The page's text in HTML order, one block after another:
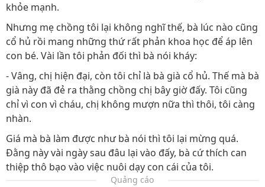
khỏe mạnh.
Nhưng mẹ chồng tôi lại không nghĩ thế, bà lúc nào cũng
cổ hủ rồi mang những thứ rất phản khoa học để áp lên
con bé. Vài lần tôi phản đối thì bà nói kháy:
- Vâng, chị hiện đại, còn tôi chỉ là bà già cổ hủ. Thế mà bà
già này đã đẻ ra thằng chồng chị bây giờ đấy. Tôi cũng
chỉ vì con vì cháu, chị không mượn nữa thì thôi, tôi càng
nhàn.
Giá mà bà làm được như bà nói thì tôi lại mừng quá.
Đằng này vài ngày sau đâu lại vào đấy, bà cứ thích can
thiệp thô bạo vào việc nuôi dạy con cái của tôi.
Quảng cáo